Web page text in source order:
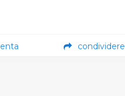
condividere